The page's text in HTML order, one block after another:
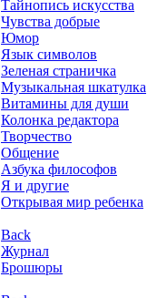
Тайнопись искусства
Чувства добрые
Юмор
Язык символов
Зеленая страничка
Музыкальная шкатулка
Витамины для души
Колонка редактора
Творчество
Общение
Азбука философов
Я и другие
Открывая мир ребенка
Back
Журнал
Брошюры